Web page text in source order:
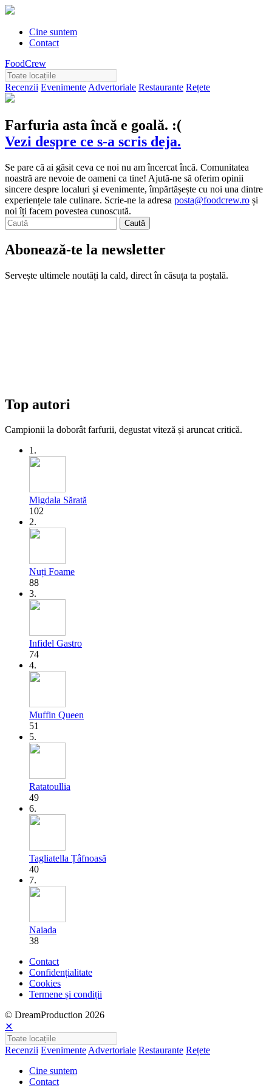
Cine suntem
Contact
FoodCrew
Recenzii Evenimente Advertoriale Restaurante Rețete
Farfuria asta încă e goală. :(
Vezi despre ce s-a scris deja.
Se pare că ai găsit ceva ce noi nu am încercat încă. Comunitatea
noastră are nevoie de oameni ca tine! Ajută-ne să oferim opinii
sincere despre localuri și evenimente, împărtășește cu noi una dintre
experiențele tale culinare. Scrie-ne la adresa posta@foodcrew.ro și
noi îți facem povestea cunoscută.
Abonează-te la newsletter
Servește ultimele noutăți la cald, direct în căsuța ta poștală.
Top autori
Campionii la doborât farfurii, degustat viteză și aruncat critică.
1.
Migdala Sărată
102
2.
Nuți Foame
88
3.
Infidel Gastro
74
4.
Muffin Queen
51
5.
Ratatoullia
49
6.
Tagliatella Țâfnoasă
40
7.
Naiada
38
Contact
Confidențialitate
Cookies
Termene și condiții
© DreamProduction 2026
✕
Recenzii EvenimenteAdvertoriale Restaurante Rețete
Cine suntem
Contact